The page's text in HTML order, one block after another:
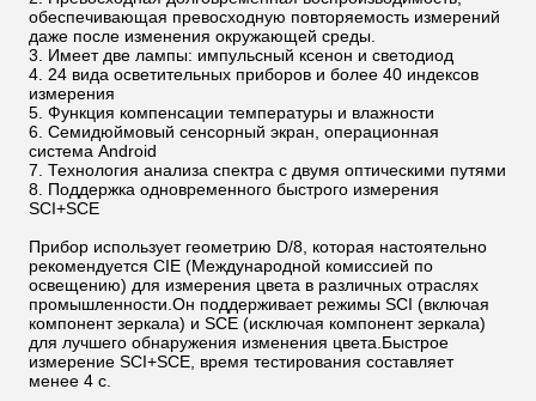
обеспечивающая превосходную повторяемость измерений
даже после изменения окружающей среды.
3. Имеет две лампы: импульсный ксенон и светодиод
4. 24 вида осветительных приборов и более 40 индексов
измерения
5. Функция компенсации температуры и влажности
6. Семидюймовый сенсорный экран, операционная
система Android
7. Технология анализа спектра с двумя оптическими путями
8. Поддержка одновременного быстрого измерения
SCI+SCE
Прибор использует геометрию D/8, которая настоятельно
рекомендуется CIE (Международной комиссией по
освещению) для измерения цвета в различных отраслях
промышленности.Он поддерживает режимы SCI (включая
компонент зеркала) и SCE (исключая компонент зеркала)
для лучшего обнаружения изменения цвета.Быстрое
измерение SCI+SCE, время тестирования составляет
менее 4 с.